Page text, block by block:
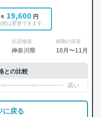
19,600 円
額は変更できます。
出品地域
神奈川県
納期の目安
10月〜11月
との比較
に戻る